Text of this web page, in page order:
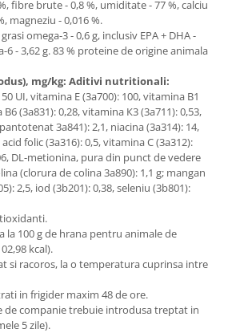
fibre brute - 0,8 %, umiditate - 77 %, calciu
magneziu - 0,016 %.
omega-3 - 0,6 g, inclusiv EPA + DHA -
6 - 3,62 g. 83 % proteine de origine animala
mg/kg: Aditivi nutritionali:
UI, vitamina Е (3a700): 100, vitamina В1
(3a831): 0,28, vitamina К3 (3а711): 0,53,
3а841): 2,1, niacina (3а314): 14,
folic (3а316): 0,5, vitamina C (3a312):
DL-metionina, pura din punct de vedere
(clorura de colina 3а890): 1,1 g; mangan
2,5, iod (3b201): 0,38, seleniu (3b801):
la 100 g de hrana pentru animale de
kcal).
si racoros, la o temperatura cuprinsa intre
in frigider maxim 48 de ore.
de companie trebuie introdusa treptat in
5 zile).